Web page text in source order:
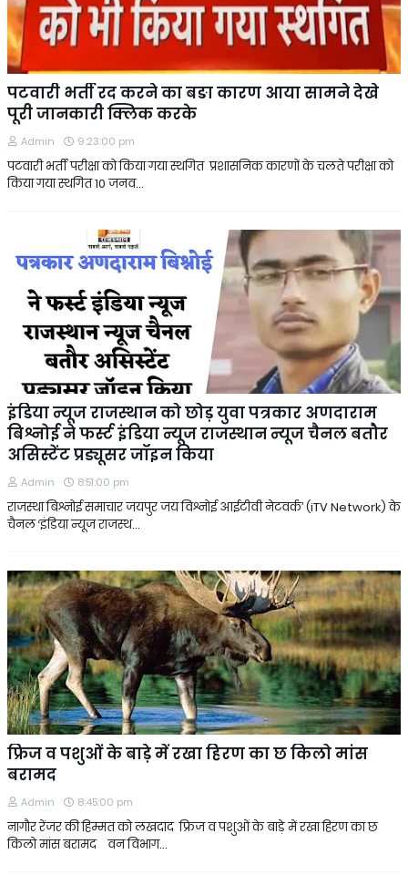
पटवारी भर्ती रद करने का बङा कारण आया सामने देखे
पूरी जानकारी क्लिक करके
Admin 9:23:00 pm
पटवारी भर्ती परीक्षा को किया गया स्थगित प्रशासनिक कारणों के चलते परीक्षा को
किया गया स्थगित 10 जनव…
इंडिया न्यूज राजस्थान को छोड़ युवा पत्रकार अणदाराम
बिश्नोई ने फर्स्ट इंडिया न्यूज राजस्थान न्यूज चैनल बतौर
असिस्टेंट प्रड्यूसर जॉइन किया
Admin 8:51:00 pm
राजस्था बिश्नोई समाचार जयपुर जय विश्नोई आईटीवी नेटवर्क’ (iTV Network) के
चैनल ‘इंडिया न्यूज राजस्थ…
फ्रिज व पशुओं के बाड़े में रखा हिरण का छ किलो मांस
बरामद
Admin 8:45:00 pm
नागौर रेंजर की हिम्मत को लखदाद फ्रिज व पशुओं के बाड़े में रखा हिरण का छ
किलो मांस बरामद वन विभाग…